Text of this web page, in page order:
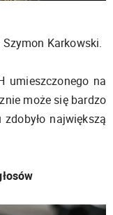
Karkowski.
umieszczonego na
może się bardzo
największą